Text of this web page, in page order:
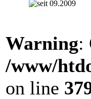
Warning:
/www/
on line